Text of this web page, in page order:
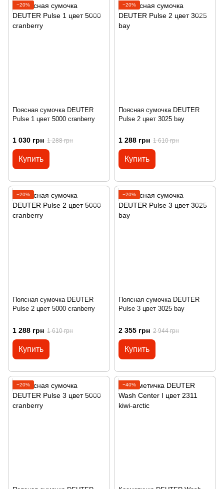
−20%
Поясная сумочка DEUTER
Pulse 1 цвет 5000 cranberry
1 030 грн 1 288 грн
Купить
−20%
Поясная сумочка DEUTER
Pulse 2 цвет 3025 bay
1 288 грн 1 610 грн
Купить
−20%
Поясная сумочка DEUTER
Pulse 2 цвет 5000 cranberry
1 288 грн 1 610 грн
Купить
−20%
Поясная сумочка DEUTER
Pulse 3 цвет 3025 bay
2 355 грн 2 944 грн
Купить
−20% −40%